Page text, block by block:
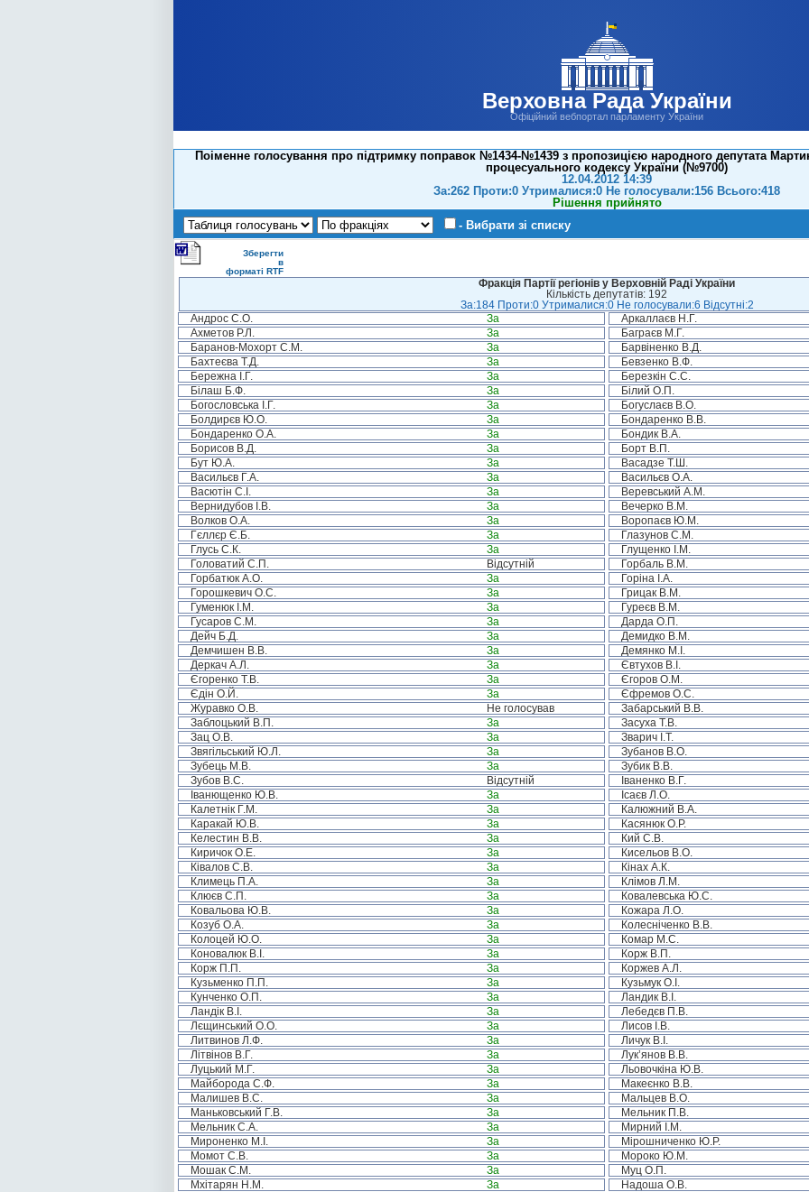
Верховна Рада України
Офіційний вебпортал парламенту України
Поіменне голосування про підтримку поправок №1434-№1439 з пропозицією народного депутата
процесуального кодексу України (№9700)
12.04.2012 14:39
За:262 Проти:0 Утрималися:0 Не голосували:156 Всього:418
Рішення прийнято
- Вибрати зі списку
Зберегти
в
форматі RTF
Фракція Партії регіонів у Верховній Раді України
Кількість депутатів: 192
За:184 Проти:0 Утрималися:0 Не голосували:6 Відсутні:2
Андрос С.О.
За Аркаллаєв Н.Г.
Ахметов Р.Л.
За Баграєв М.Г.
Баранов-Мохорт С.М.
За Барвіненко В.Д.
Бахтеєва Т.Д.
За Бевзенко В.Ф.
Бережна І.Г.
За Березкін С.С.
Білаш Б.Ф.
За Білий О.П.
Богословська І.Г.
За Богуслаєв В.О.
Болдирєв Ю.О.
За Бондаренко В.В.
Бондаренко О.А.
За Бондик В.А.
Борисов В.Д.
За Борт В.П.
Бут Ю.А.
За Васадзе Т.Ш.
Васильєв Г.А.
За Васильєв О.А.
Васютін С.І.
За Веревський А.М.
Вернидубов І.В.
За Вечерко В.М.
Волков О.А.
За Воропаєв Ю.М.
Гєллєр Є.Б.
За Глазунов С.М.
Глусь С.К.
За Глущенко І.М.
Головатий С.П.
Відсутній Горбаль В.М.
Горбатюк А.О.
За Горіна І.А.
Горошкевич О.С.
За Грицак В.М.
Гуменюк І.М.
За Гуреєв В.М.
Гусаров С.М.
За Дарда О.П.
Дейч Б.Д.
За Демидко В.М.
Демчишен В.В.
За Демянко М.І.
Деркач А.Л.
За Євтухов В.І.
Єгоренко Т.В.
За Єгоров О.М.
Єдін О.Й.
За Єфремов О.С.
Журавко О.В.
Не голосував Забарський В.В.
Заблоцький В.П.
За Засуха Т.В.
Зац О.В.
За Зварич І.Т.
Звягільський Ю.Л.
За Зубанов В.О.
Зубець М.В.
За Зубик В.В.
Зубов В.С.
Відсутній Іваненко В.Г.
Іванющенко Ю.В.
За Ісаєв Л.О.
Калетнік Г.М.
За Калюжний В.А.
Каракай Ю.В.
За Касянюк О.Р.
Келестин В.В.
За Кий С.В.
Киричок О.Е.
За Кисельов В.О.
Ківалов С.В.
За Кінах А.К.
Климець П.А.
За Клімов Л.М.
Клюєв С.П.
За Ковалевська Ю.С.
Ковальова Ю.В.
За Кожара Л.О.
Козуб О.А.
За Колесніченко В.В.
Колоцей Ю.О.
За Комар М.С.
Коновалюк В.І.
За Корж В.П.
Корж П.П.
За Коржев А.Л.
Кузьменко П.П.
За Кузьмук О.І.
Кунченко О.П.
За Ландик В.І.
Ландік В.І.
За Лебедєв П.В.
Лєщинський О.О.
За Лисов І.В.
Литвинов Л.Ф.
За Личук В.І.
Літвінов В.Г.
За Лук’янов В.В.
Луцький М.Г.
За Льовочкіна Ю.В.
Майборода С.Ф.
За Макеєнко В.В.
Малишев В.С.
За Мальцев В.О.
Маньковський Г.В.
За Мельник П.В.
Мельник С.А.
За Мирний І.М.
Мироненко М.І.
За Мірошниченко Ю.Р.
Момот С.В.
За Мороко Ю.М.
Мошак С.М.
За Муц О.П.
Мхітарян Н.М.
За Надоша О.В.